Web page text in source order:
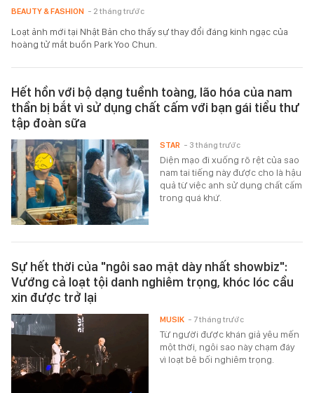
BEAUTY & FASHION - 2 tháng trước
Loạt ảnh mới tại Nhật Bản cho thấy sự thay đổi đáng kinh ngạc của
hoàng tử mắt buồn Park Yoo Chun.
Hết hồn với bộ dạng tuềnh toàng, lão hóa của nam
thần bị bắt vì sử dụng chất cấm với bạn gái tiểu thư
tập đoàn sữa
Diện mạo đi xuống rõ rệt của sao
nam tai tiếng này được cho là hậu
quả từ việc anh sử dụng chất cấm
trong quá khứ.
STAR - 3 tháng trước
Sự hết thời của "ngôi sao mặt dày nhất showbiz":
Vướng cả loạt tội danh nghiêm trọng, khóc lóc cầu
xin được trở lại
Từ người được khán giả yêu mến
một thời, ngôi sao này chạm đáy
vì loạt bê bối nghiêm trọng.
MUSIK - 7 tháng trước